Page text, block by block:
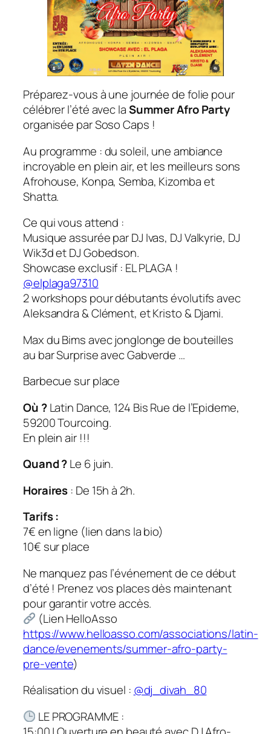
​Préparez-vous à une journée de folie pour
célébrer l’été avec laSummer Afro Party
organisée par Soso Caps !
​Au programme : du soleil, une ambiance
incroyable en plein air, et les meilleurs sons
Afrohouse, Konpa, Semba, Kizomba et
Shatta.
​Ce qui vous attend :
Musique assurée par DJ Ivas, DJ Valkyrie, DJ
Wik3d et DJ Gobedson.
Showcase exclusif : EL PLAGA !
@elplaga97310
2 workshops pour débutants évolutifs avec
Aleksandra & Clément, et Kristo & Djami.
Max du Bims avec jonglonge de bouteilles
au bar Surprise avec Gabverde …
Barbecue sur place
Où ?Latin Dance, 124 Bis Rue de l’Epideme,
59200 Tourcoing.
En plein air !!!
Quand ?Le 6 juin.
Horaires : De 15h à 2h.
​Tarifs :
​7€ en ligne (lien dans la bio)
​10€ sur place
​Ne manquez pas l’événement de ce début
d’été ! Prenez vos places dès maintenant
pour garantir votre accès.
(Lien HelloAsso
https://www.helloasso.com/associations/latin-
dance/evenements/summer-afro-party-
pre-vente)
Réalisation du visuel : @dj_divah_80
LE PROGRAMME :